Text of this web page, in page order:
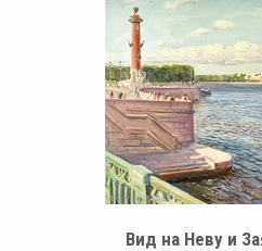
Вид на Неву и